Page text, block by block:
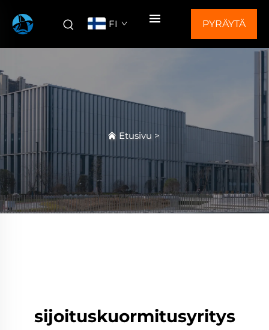
FI PYRÄYTÄ
Etusivu >
sijoituskuormitusyritys